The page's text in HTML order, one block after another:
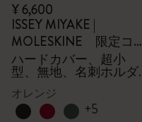
¥ 6,600
ISSEY MIYAKE |
MOLESKINE 限定コレ
クション
ハードカバー、超小
型、無地、名刺ホルダ
ー - 箱付き
オレンジ
+5